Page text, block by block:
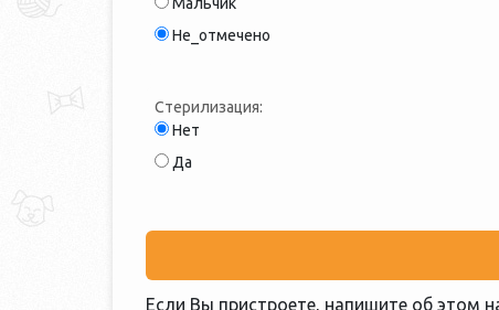
Не_отмечено
Стерилизация:
Нет
Да
Если Вы пристроете, напишите об этом